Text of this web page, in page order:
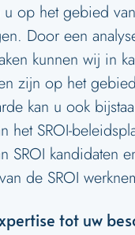
u op het gebied
Door een
kunnen wij in
zijn op het
kan u ook
het SROI-
SROI kandidaten
de SROI
tot uw